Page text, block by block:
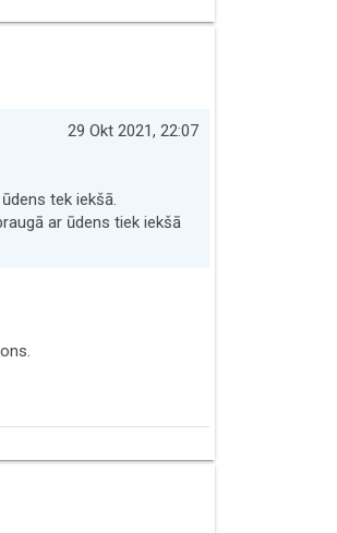
29 Okt 2021, 22:07
tek iekšā.
ar ūdens tiek iekšā